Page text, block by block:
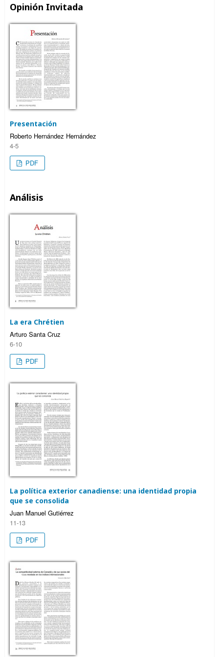
Opinión Invitada
Presentación
Roberto Hernández Hernández
4-5
PDF
Análisis
La era Chrétien
Arturo Santa Cruz
6-10
PDF
La política exterior canadiense: una identidad propia
que se consolida
Juan Manuel Gutiérrez
11-13
PDF